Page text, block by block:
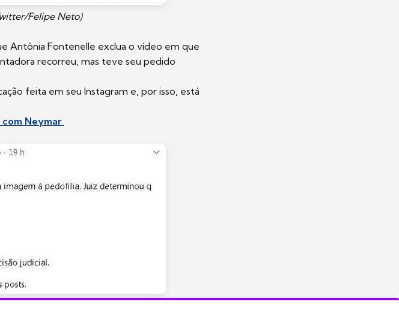
Felipe Neto)
Antônia Fontenelle exclua o vídeo em que
recorreu, mas teve seu pedido
feita em seu Instagram e, por isso, está
com Neymar